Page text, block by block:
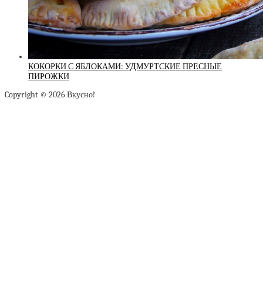
КОКОРКИ С ЯБЛОКАМИ: УДМУРТСКИЕ ПРЕСНЫЕ
ПИРОЖКИ
Copyright © 2026 Вкусно!